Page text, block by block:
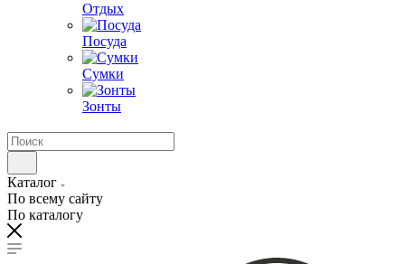
Отдых
Посуда
Сумки
Зонты
Каталог
По всему сайту
По каталогу